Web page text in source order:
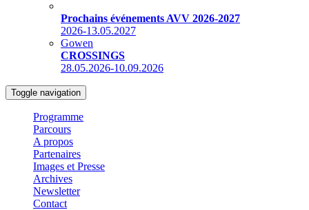
Prochains événements AVV 2026-2027
2026-13.05.2027
Gowen
CROSSINGS
28.05.2026-10.09.2026
Toggle navigation
Programme
Parcours
A propos
Partenaires
Images et Presse
Archives
Newsletter
Contact